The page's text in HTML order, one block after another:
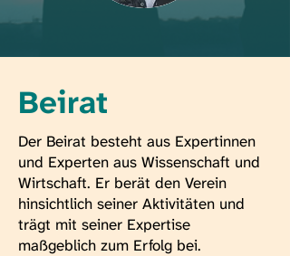
Beirat
Der Beirat besteht aus Expertinnen
und Experten aus Wissenschaft und
Wirtschaft. Er berät den Verein
hinsichtlich seiner Aktivitäten und
trägt mit seiner Expertise
maßgeblich zum Erfolg bei.